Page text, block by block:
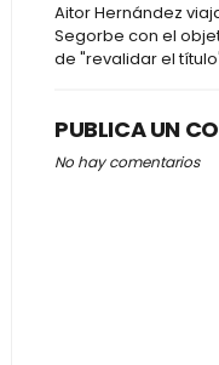
Aitor Hernández
Segorbe con el
de "revalidar el
PUBLICA UN
No hay comentarios